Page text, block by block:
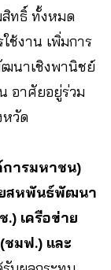
สิทธิ์ ทั้งหมด
ช้งาน เพิ่มการ
ฒนาเชิงพานิชย์
อาศัยอยู่ร่วม
หวัด
ารมหาชน)
ยสหพันธ์พัฒนา
เครือข่าย
ชมฟ.) และ